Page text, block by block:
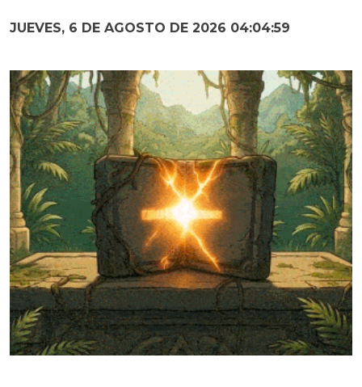
JUEVES, 6 DE AGOSTO DE 2026 04:05:00